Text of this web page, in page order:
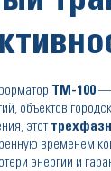
ТМ-100 —
объектов
этот
временем
энергии и